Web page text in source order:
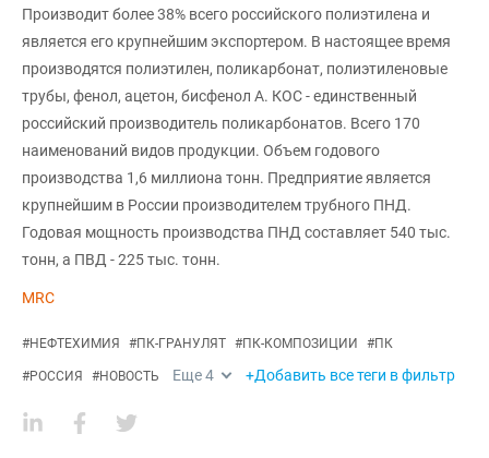
Производит более 38% всего российского полиэтилена и
является его крупнейшим экспортером. В настоящее время
производятся полиэтилен, поликарбонат, полиэтиленовые
трубы, фенол, ацетон, бисфенол А. КОС - единственный
российский производитель поликарбонатов. Всего 170
наименований видов продукции. Объем годового
производства 1,6 миллиона тонн. Предприятие является
крупнейшим в России производителем трубного ПНД.
Годовая мощность производства ПНД составляет 540 тыс.
тонн, а ПВД - 225 тыс. тонн.
MRC
#НЕФТЕХИМИЯ #ПК-ГРАНУЛЯТ #ПК-КОМПОЗИЦИИ #ПК
#РОССИЯ #НОВОСТЬ Еще4 +Добавить все теги в фильтр